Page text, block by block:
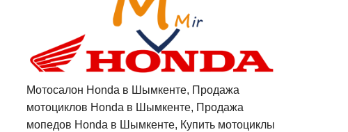
Мотосалон Honda в Шымкенте, Продажа
мотоциклов Honda в Шымкенте, Продажа
мопедов Honda в Шымкенте, Купить мотоциклы